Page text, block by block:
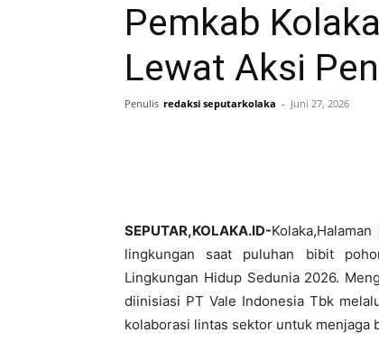
Pemkab
Lewat Aksi
Penulis redaksi seputarkolaka - Juni 27, 2026
SEPUTAR,KOLAKA.ID-Kolaka,Halaman
lingkungan saat puluhan bibit
Lingkungan Hidup Sedunia 2026.
diinisiasi PT Vale Indonesia Tbk
kolaborasi lintas sektor untuk menjaga